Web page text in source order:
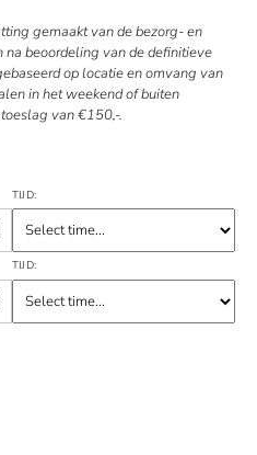
gemaakt van de bezorg- en
na beoordeling van de definitieve
op locatie en omvang van
in het weekend of buiten
van €150,-.
TIJD:
TIJD: